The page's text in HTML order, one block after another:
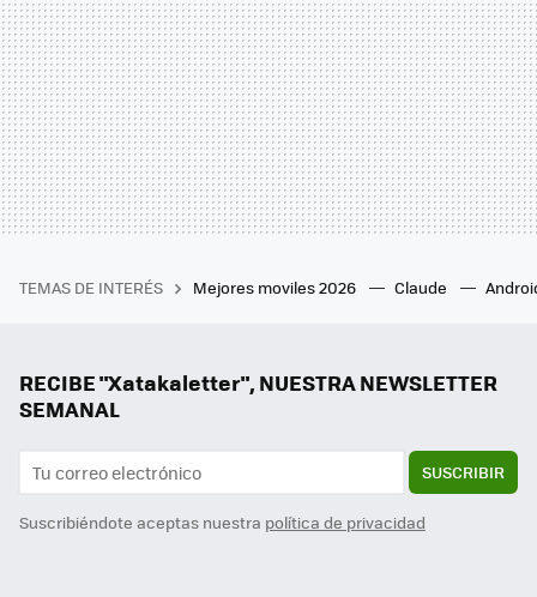
TEMAS DE INTERÉS Mejores moviles 2026 Claude
RECIBE "Xatakaletter", NUESTRA NEWSLETTER
SEMANAL
SUSCRIBIR
Suscribiéndote aceptas nuestra política de privacidad